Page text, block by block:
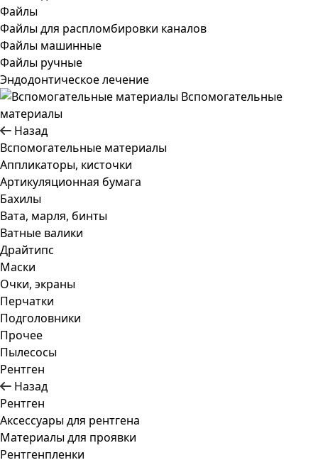
Файлы
Файлы для распломбировки каналов
Файлы машинные
Файлы ручные
Эндодонтическое лечение
Вспомогательные
материалы
Назад
Вспомогательные материалы
Аппликаторы, кисточки
Артикуляционная бумага
Бахилы
Вата, марля, бинты
Ватные валики
Драйтипс
Маски
Очки, экраны
Перчатки
Подголовники
Прочее
Пылесосы
Рентген
Назад
Рентген
Аксессуары для рентгена
Материалы для проявки
Рентгенпленки